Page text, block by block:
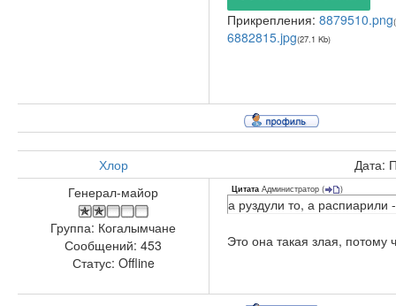
Прикрепления: 8879510.png
6882815.jpg(27.1 Kb)
Хлор
Дата:
Генерал-майор
Группа: Когалымчане
Сообщений: 453
Статус: Offline
Цитата Администратор ( )
а руздули то, а распиарили
Это она такая злая, потому